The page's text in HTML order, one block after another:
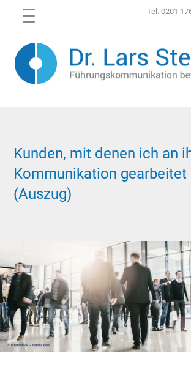
Tel. 0201
Kunden, mit denen ich an
Kommunikation gearbeitet
(Auszug)
▼
▼